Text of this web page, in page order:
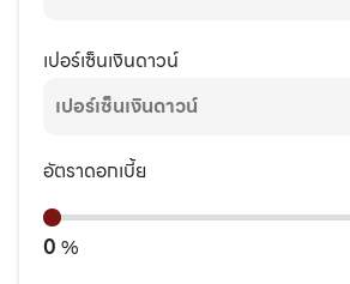
เปอร์เซ็นเงินดาวน์
อัตราดอกเบี้ย
0 %